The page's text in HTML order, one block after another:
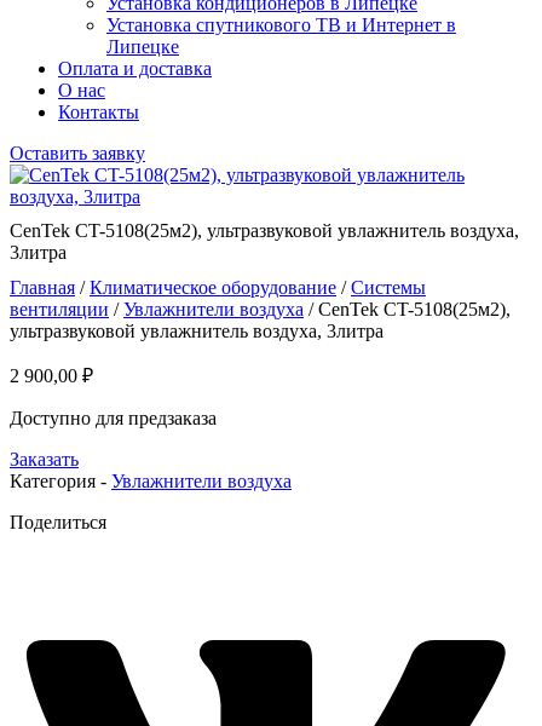
Установка спутникового ТВ и Интернет в
Липецке
Оплата и доставка
О нас
Контакты
Оставить заявку
CenTek CT-5108(25м2), ультразвуковой увлажнитель воздуха,
3литра
Главная /Климатическое оборудование /Системы
вентиляции /Увлажнители воздуха / CenTek CT-5108(25м2),
ультразвуковой увлажнитель воздуха, 3литра
2 900,00 ₽
Доступно для предзаказа
Заказать
Категория - Увлажнители воздуха
Поделиться